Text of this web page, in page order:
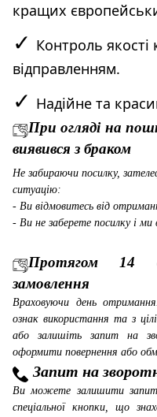
кращих
✓ Контроль
відправленням.
✓ Надійне та
При огляді на
виявився з браком
Не забираючи посилку,
ситуацію:
- Ви відмовитесь від
- Ви не заберете посилку і ми
Протягом 14
замовлення
Враховуючи день
ознак використання та з
або залишіть запит на
оформити повернення або
Запит на
Ви можете залишити запит
спеціальної кнопки, що